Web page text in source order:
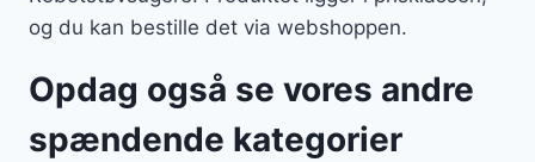
og du kan bestille det via webshoppen.
Opdag også se vores andre
spændende kategorier